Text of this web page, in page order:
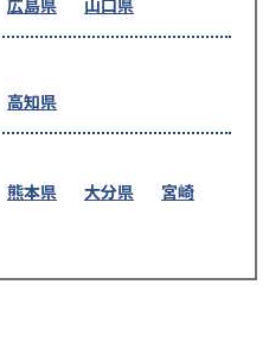
高知県
熊本県 大分県
宮崎